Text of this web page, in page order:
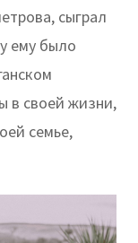
сыграл
ему было
в своей жизни,
семье,